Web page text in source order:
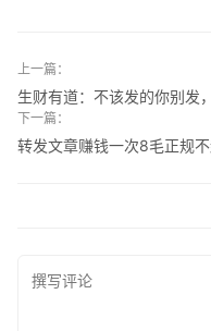
上一篇：
生财有道：不该发的你别发
下一篇：
转发文章赚钱一次8毛正规不